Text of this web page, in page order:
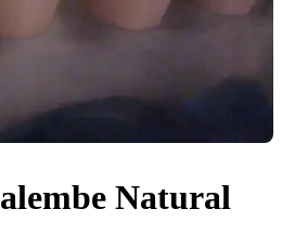
Natural